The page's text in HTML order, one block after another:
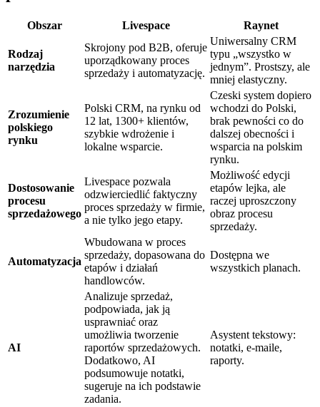
Obszar Livespace Raynet
Rodzaj
narzędzia
Skrojony pod B2B, oferuje
uporządkowany proces
sprzedaży i automatyzację.
Uniwersalny CRM
typu „wszystko w
jednym”. Prostszy, ale
mniej elastyczny.
Zrozumienie
polskiego
rynku
Polski CRM, na rynku od
12 lat, 1300+ klientów,
szybkie wdrożenie i
lokalne wsparcie.
Czeski system dopiero
wchodzi do Polski,
brak pewności co do
dalszej obecności i
wsparcia na polskim
rynku.
Dostosowanie
procesu
sprzedażowego
Livespace pozwala
odzwierciedlić faktyczny
proces sprzedaży w firmie,
a nie tylko jego etapy.
Możliwość edycji
etapów lejka, ale
raczej uproszczony
obraz procesu
sprzedaży.
Automatyzacja
Wbudowana w proces
sprzedaży, dopasowana do
etapów i działań
handlowców.
Dostępna we
wszystkich planach.
AI
Analizuje sprzedaż,
podpowiada, jak ją
usprawniać oraz
umożliwia tworzenie
raportów sprzedażowych.
Dodatkowo, AI
podsumowuje notatki,
sugeruje na ich podstawie
zadania.
Asystent tekstowy:
notatki, e-maile,
raporty.